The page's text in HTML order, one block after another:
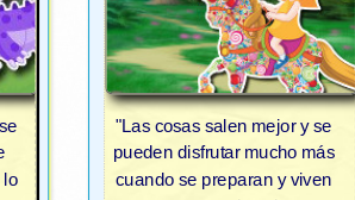
lo
"Las cosas salen mejor y se
pueden disfrutar mucho más
cuando se preparan y viven